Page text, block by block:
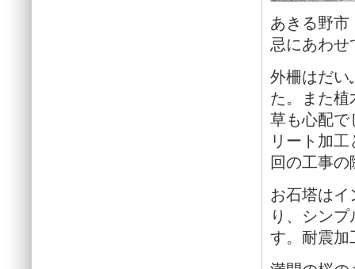
あきる野
忌にあわせ
外柵はだい
た。また植
草も心配で
リート加
回の工事
お石塔は
り、シン
す。耐震加